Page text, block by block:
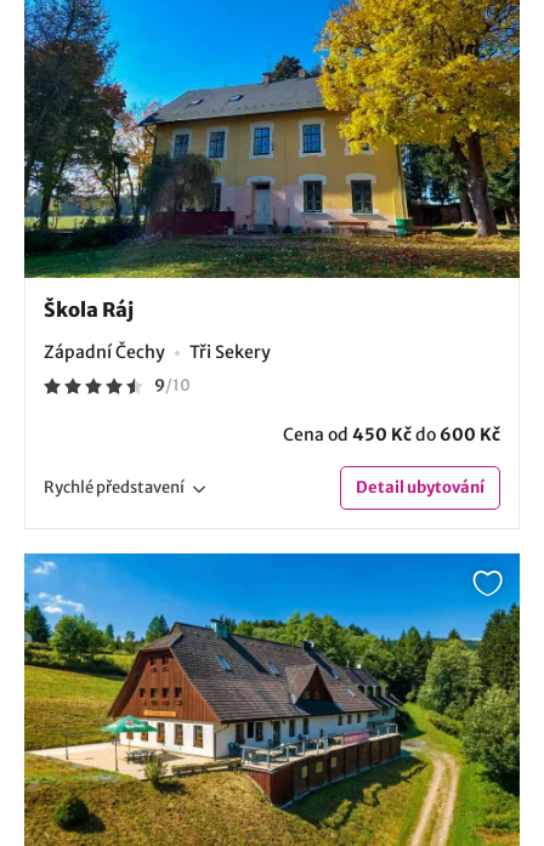
Škola Ráj
Západní Čechy Tři Sekery
9/10
Cena od 450 Kčdo 600 Kč
Rychlépředstavení Detailubytování